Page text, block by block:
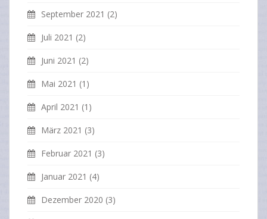
September 2021 (2)
Juli 2021 (2)
Juni 2021 (2)
Mai 2021 (1)
April 2021 (1)
März 2021 (3)
Februar 2021 (3)
Januar 2021 (4)
Dezember 2020 (3)